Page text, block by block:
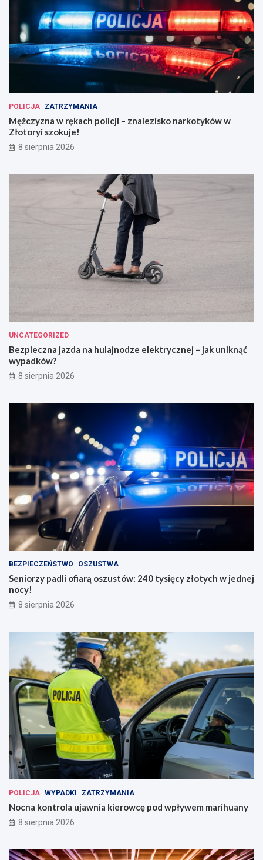
POLICJA ZATRZYMANIA
Mężczyzna w rękach policji – znalezisko narkotyków w
Złotoryi szokuje!
8 sierpnia 2026
UNCATEGORIZED
Bezpieczna jazda na hulajnodze elektrycznej – jak uniknąć
wypadków?
8 sierpnia 2026
BEZPIECZEŃSTWO OSZUSTWA
Seniorzy padli ofiarą oszustów: 240 tysięcy złotych w jednej
nocy!
8 sierpnia 2026
POLICJA WYPADKI ZATRZYMANIA
Nocna kontrola ujawnia kierowcę pod wpływem marihuany
8 sierpnia 2026